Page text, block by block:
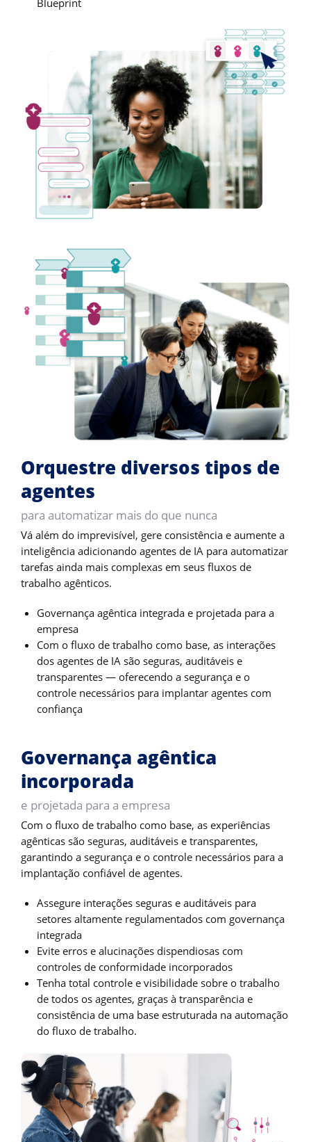
Orquestre diversos tipos de
agentes
para automatizar mais do que nunca
Vá além do imprevisível, gere consistência e aumente a
inteligência adicionando agentes de IA para automatizar
tarefas ainda mais complexas em seus fluxos de
trabalho agênticos.
Governança agêntica integrada e projetada para a
empresa
Com o fluxo de trabalho como base, as interações
dos agentes de IA são seguras, auditáveis e
transparentes — oferecendo a segurança e o
controle necessários para implantar agentes com
confiança
Governança agêntica
incorporada
e projetada para a empresa
Com o fluxo de trabalho como base, as experiências
agênticas são seguras, auditáveis e transparentes,
garantindo a segurança e o controle necessários para a
implantação confiável de agentes.
Assegure interações seguras e auditáveis para
setores altamente regulamentados com governança
integrada
Evite erros e alucinações dispendiosas com
controles de conformidade incorporados
Tenha total controle e visibilidade sobre o trabalho
de todos os agentes, graças à transparência e
consistência de uma base estruturada na automação
do fluxo de trabalho.